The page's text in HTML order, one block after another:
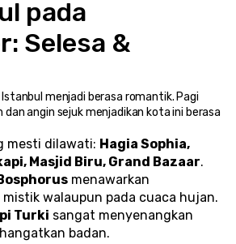
pada
Selesa &
menjadi berasa romantik. Pagi
dan angin sejuk menjadikan kota ini berasa
mesti dilawati: Hagia Sophia,
Masjid Biru, Grand Bazaar.
menawarkan
mistik walaupun pada cuaca hujan.
Turki sangat menyenangkan
badan.